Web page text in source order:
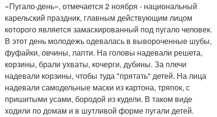
«Пугало-день», отмечается 2 ноября - национальный
карельский праздник, главным действующим лицом
которого является замаскированный под пугало человек.
В этот день молодежь одевалась в вывороченные шубы,
фуфайки, овчины, лапти. На головы надевали решета,
корзины, брали ухваты, кочерги, дубины. За плечи
надевали корзины, чтобы туда "прятать" детей. На лица
надевали самодельные маски из картона, тряпок, с
пришитыми усами, бородой из кудели. В таком виде
ходили по домам и в шутливой форме пугали детей.